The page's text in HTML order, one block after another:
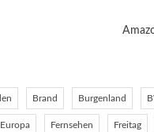
Brand Burgenland
Europa Fernsehen Freitag